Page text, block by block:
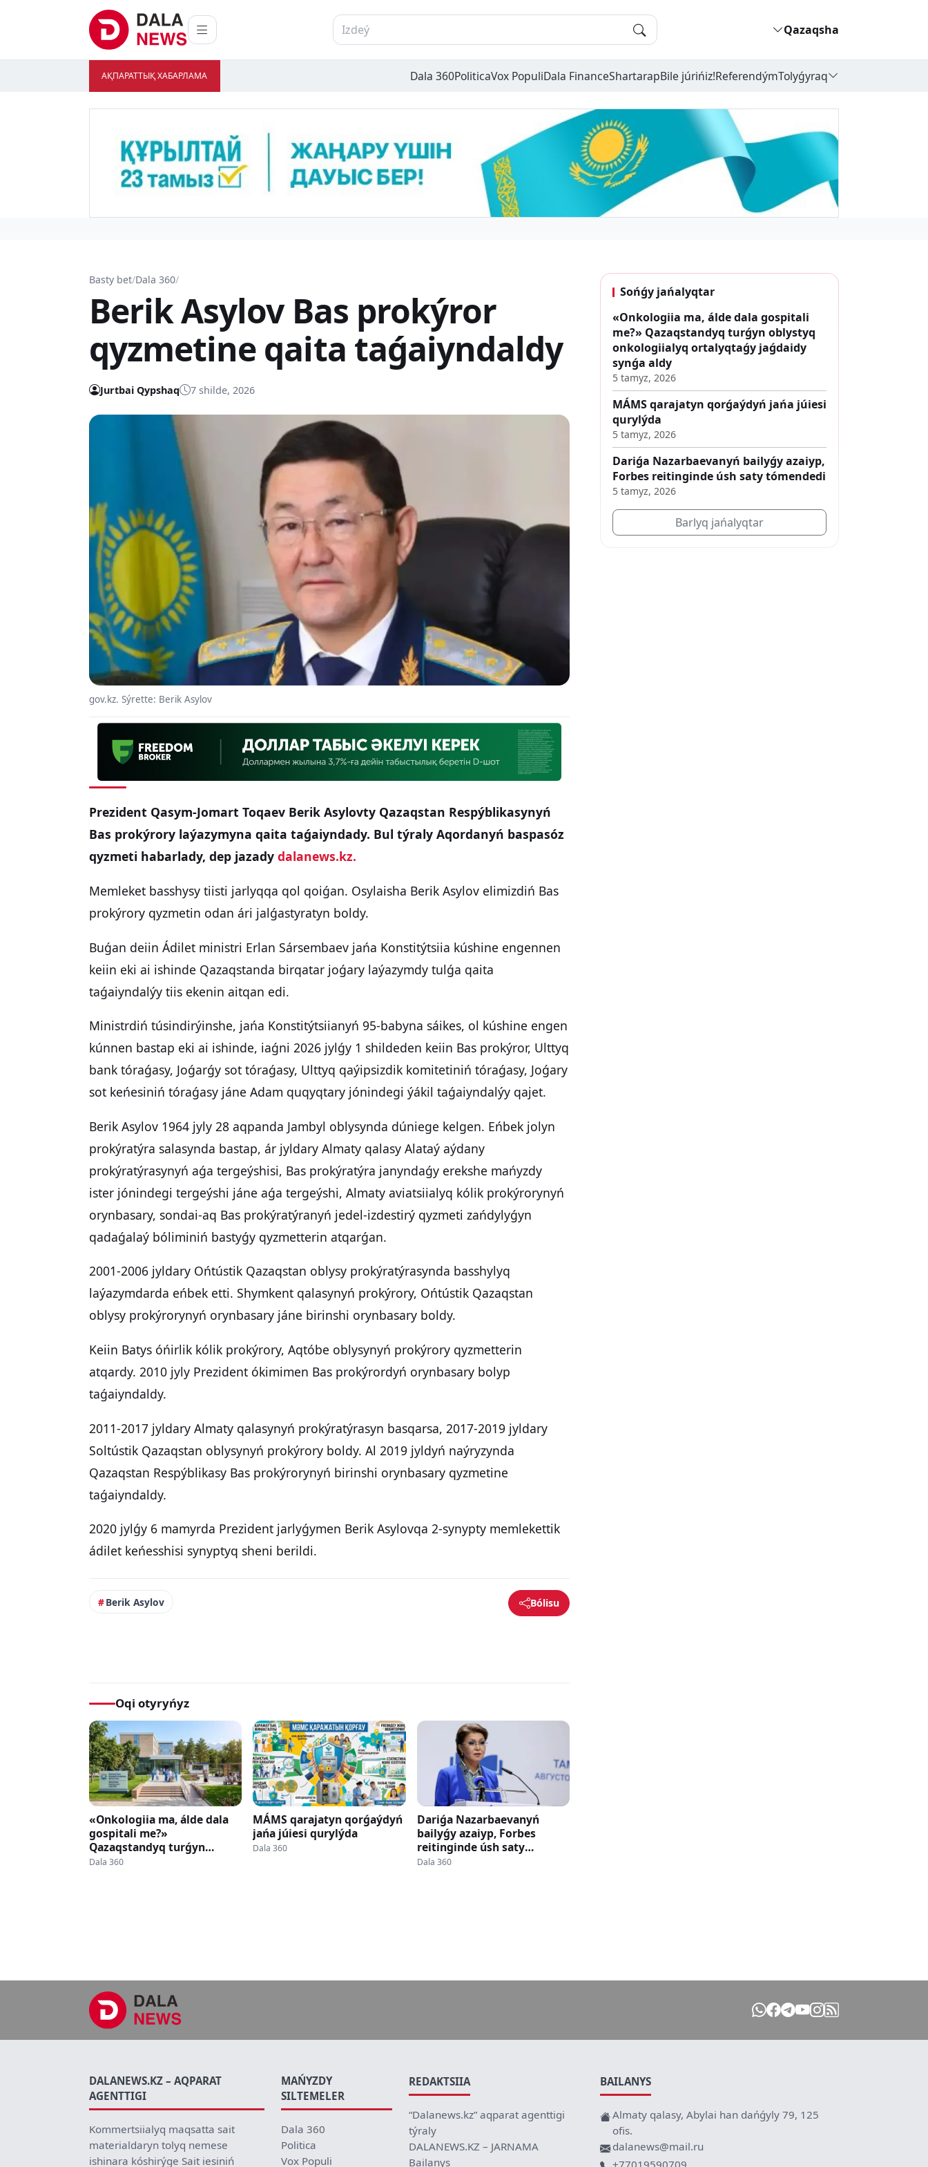
Qazaqsha
АҚПАРАТТЫҚ ХАБАРЛАМА Dala 360PoliticaVox PopuliDala FinanceShartarapBile júrińiz!ReferendýmTolyǵyraq
Basty bet/Dala 360/
Berik Asylov Bas prokýror
qyzmetine qaita taǵaiyndaldy
Jurtbai Qypshaq 7 shilde, 2026
gov.kz. Sýrette: Berik Asylov
Prezident Qasym-Jomart Toqaev Berik Asylovty Qazaqstan Respýblikasynyń
Bas prokýrory laýazymyna qaita taǵaiyndady. Bul týraly Aqordanyń baspasóz
qyzmeti habarlady, dep jazady dalanews.kz.
Memleket basshysy tiisti jarlyqqa qol qoiǵan. Osylaisha Berik Asylov elimizdiń Bas
prokýrory qyzmetin odan ári jalǵastyratyn boldy.
Buǵan deiin Ádilet ministri Erlan Sársembaev jańa Konstitýtsiia kúshine engennen
keiin eki ai ishinde Qazaqstanda birqatar joǵary laýazymdy tulǵa qaita
taǵaiyndalýy tiis ekenin aitqan edi.
Ministrdiń túsindirýinshe, jańa Konstitýtsiianyń 95-babyna sáikes, ol kúshine engen
kúnnen bastap eki ai ishinde, iaǵni 2026 jylǵy 1 shildeden keiin Bas prokýror, Ulttyq
bank tóraǵasy, Joǵarǵy sot tóraǵasy, Ulttyq qaýipsizdik komitetiniń tóraǵasy, Joǵary
sot keńesiniń tóraǵasy jáne Adam quqyqtary jónindegi ýákil taǵaiyndalýy qajet.
Berik Asylov 1964 jyly 28 aqpanda Jambyl oblysynda dúniege kelgen. Eńbek jolyn
prokýratýra salasynda bastap, ár jyldary Almaty qalasy Alataý aýdany
prokýratýrasynyń aǵa tergeýshisi, Bas prokýratýra janyndaǵy erekshe mańyzdy
ister jónindegi tergeýshi jáne aǵa tergeýshi, Almaty aviatsiialyq kólik prokýrorynyń
orynbasary, sondai-aq Bas prokýratýranyń jedel-izdestirý qyzmeti zańdylyǵyn
qadaǵalaý bóliminiń bastyǵy qyzmetterin atqarǵan.
2001-2006 jyldary Ońtústik Qazaqstan oblysy prokýratýrasynda basshylyq
laýazymdarda eńbek etti. Shymkent qalasynyń prokýrory, Ońtústik Qazaqstan
oblysy prokýrorynyń orynbasary jáne birinshi orynbasary boldy.
Keiin Batys óńirlik kólik prokýrory, Aqtóbe oblysynyń prokýrory qyzmetterin
atqardy. 2010 jyly Prezident ókimimen Bas prokýrordyń orynbasary bolyp
taǵaiyndaldy.
2011-2017 jyldary Almaty qalasynyń prokýratýrasyn basqarsa, 2017-2019 jyldary
Soltústik Qazaqstan oblysynyń prokýrory boldy. Al 2019 jyldyń naýryzynda
Qazaqstan Respýblikasy Bas prokýrorynyń birinshi orynbasary qyzmetine
taǵaiyndaldy.
2020 jylǵy 6 mamyrda Prezident jarlyǵymen Berik Asylovqa 2-synypty memlekettik
ádilet keńesshisi synyptyq sheni berildi.
Berik Asylov Bólisu
Oqi otyryńyz
«Onkologiia ma, álde dala
gospitali me?»
Qazaqstandyq turǵyn
oblystyq onkologiialyq
Dala 360
MÁMS qarajatyn qorǵaýdyń
jańa júiesi qurylýda
Dala 360
Dariǵa Nazarbaevanyń
bailyǵy azaiyp, Forbes
reitinginde úsh saty
tómendedi
Dala 360
Sońǵy jańalyqtar
«Onkologiia ma, álde dala gospitali
me?» Qazaqstandyq turǵyn oblystyq
onkologiialyq ortalyqtaǵy jaǵdaidy
synǵa aldy
5 tamyz, 2026
MÁMS qarajatyn qorǵaýdyń jańa júiesi
qurylýda
5 tamyz, 2026
Dariǵa Nazarbaevanyń bailyǵy azaiyp,
Forbes reitinginde úsh saty tómendedi
5 tamyz, 2026
Barlyq jańalyqtar
DALANEWS.KZ – AQPARAT
AGENTTIGI
Kommertsiialyq maqsatta sait
materialdaryn tolyq nemese
ishinara kóshirýge Sait iesiniń
MAŃYZDY
SILTEMELER
Dala 360
Politica
Vox Populi
REDAKTSIIA
“Dalanews.kz” aqparat agenttigi
týraly
DALANEWS.KZ – JARNAMA
Bailanys
BAILANYS
Almaty qalasy, Abylai han dańǵyly 79, 125
ofis.
dalanews@mail.ru
+77019590709